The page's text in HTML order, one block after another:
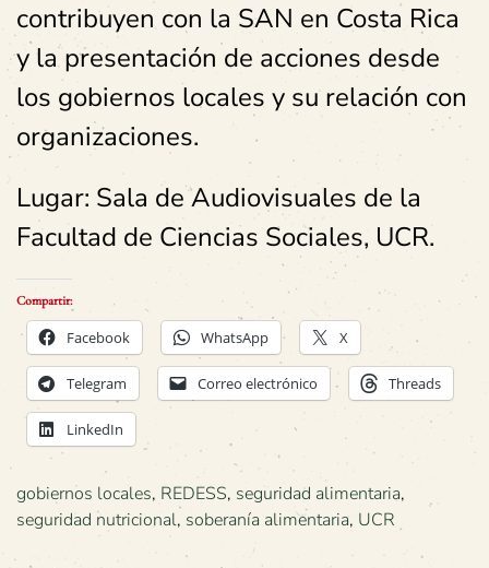
contribuyen con la SAN en Costa Rica
y la presentación de acciones desde
los gobiernos locales y su relación con
organizaciones.
Lugar: Sala de Audiovisuales de la
Facultad de Ciencias Sociales, UCR.
Compartir:
Facebook WhatsApp X
Telegram Correo electrónico Threads
LinkedIn
gobiernos locales, REDESS, seguridad alimentaria,
seguridad nutricional, soberanía alimentaria, UCR